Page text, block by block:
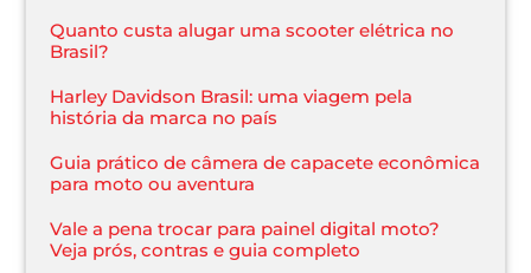
Quanto custa alugar uma scooter elétrica no
Brasil?
Harley Davidson Brasil: uma viagem pela
história da marca no país
Guia prático de câmera de capacete econômica
para moto ou aventura
Vale a pena trocar para painel digital moto?
Veja prós, contras e guia completo